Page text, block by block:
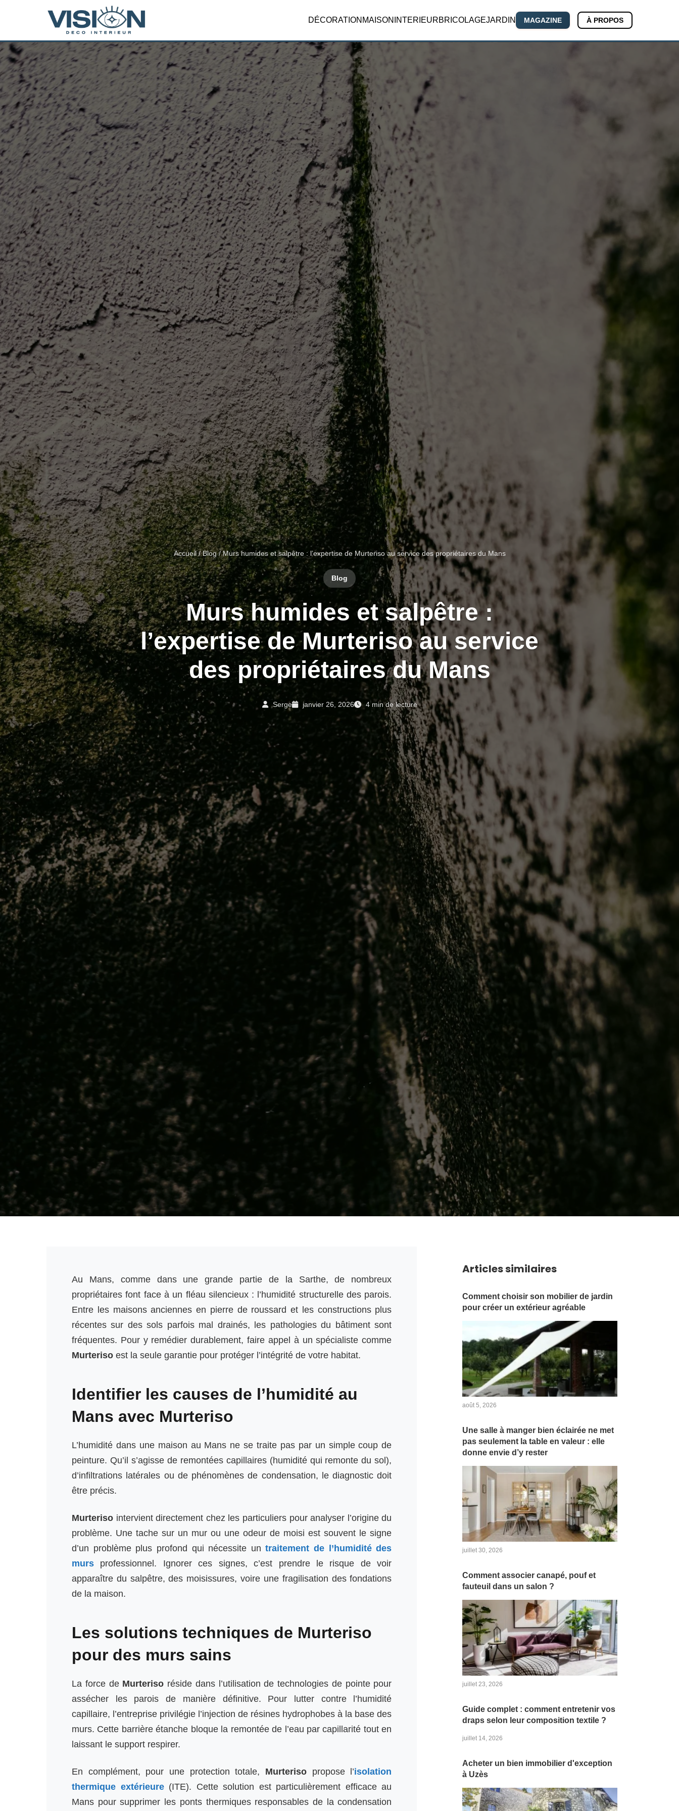
DÉCORATION MAISON INTERIEURBRICOLAGEJARDIN MAGAZINE À PROPOS
Accueil/Blog/ Murs humides et salpêtre : l’expertise de Murteriso au service des propriétaires du Mans
Blog
Murs humides et salpêtre :
l’expertise de Murteriso au service
des propriétaires du Mans
Serge janvier 26, 2026 4 min de lecture
Au Mans, comme dans une grande partie de la Sarthe, de nombreux
propriétaires font face à un fléau silencieux : l’humidité structurelle des parois.
Entre les maisons anciennes en pierre de roussard et les constructions plus
récentes sur des sols parfois mal drainés, les pathologies du bâtiment sont
fréquentes. Pour y remédier durablement, faire appel à un spécialiste comme
Murteriso est la seule garantie pour protéger l’intégrité de votre habitat.
Identifier les causes de l’humidité au
Mans avec Murteriso
L’humidité dans une maison au Mans ne se traite pas par un simple coup de
peinture. Qu’il s’agisse de remontées capillaires (humidité qui remonte du sol),
d’infiltrations latérales ou de phénomènes de condensation, le diagnostic doit
être précis.
Murteriso intervient directement chez les particuliers pour analyser l’origine du
problème. Une tache sur un mur ou une odeur de moisi est souvent le signe
d’un problème plus profond qui nécessite untraitement de l’humidité des
murs professionnel. Ignorer ces signes, c’est prendre le risque de voir
apparaître du salpêtre, des moisissures, voire une fragilisation des fondations
de la maison.
Les solutions techniques de Murteriso
pour des murs sains
La force de Murteriso réside dans l’utilisation de technologies de pointe pour
assécher les parois de manière définitive. Pour lutter contre l’humidité
capillaire, l’entreprise privilégie l’injection de résines hydrophobes à la base des
murs. Cette barrière étanche bloque la remontée de l’eau par capillarité tout en
laissant le support respirer.
En complément, pour une protection totale, Murteriso propose l’isolation
thermique extérieure(ITE). Cette solution est particulièrement efficace au
Mans pour supprimer les ponts thermiques responsables de la condensation
Articles similaires
Comment choisir son mobilier de jardin
pour créer un extérieur agréable
août 5, 2026
Une salle à manger bien éclairée ne met
pas seulement la table en valeur : elle
donne envie d’y rester
juillet 30, 2026
Comment associer canapé, pouf et
fauteuil dans un salon ?
juillet 23, 2026
Guide complet : comment entretenir vos
draps selon leur composition textile ?
juillet 14, 2026
Acheter un bien immobilier d'exception
à Uzès